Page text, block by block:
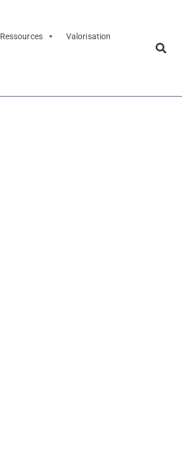
Ressources Valorisation